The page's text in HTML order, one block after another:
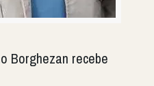
Borghezan recebe